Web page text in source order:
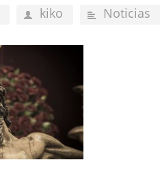
kiko Noticias